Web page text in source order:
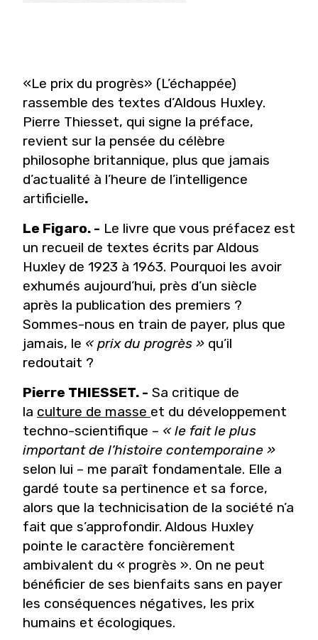
«Le prix du progrès» (L’échappée)
rassemble des textes d’Aldous Huxley.
Pierre Thiesset, qui signe la préface,
revient sur la pensée du célèbre
philosophe britannique, plus que jamais
d’actualité à l’heure de l’intelligence
artificielle.
Le Figaro. - Le livre que vous préfacez est
un recueil de textes écrits par Aldous
Huxley de 1923 à 1963. Pourquoi les avoir
exhumés aujourd’hui, près d’un siècle
après la publication des premiers ?
Sommes-nous en train de payer, plus que
jamais, le « prix du progrès » qu’il
redoutait ?
Pierre THIESSET. - Sa critique de
la culture de masse et du développement
techno-scientifique – « le fait le plus
important de l’histoire contemporaine »
selon lui – me paraît fondamentale. Elle a
gardé toute sa pertinence et sa force,
alors que la technicisation de la société n’a
fait que s’approfondir. Aldous Huxley
pointe le caractère foncièrement
ambivalent du « progrès ». On ne peut
bénéficier de ses bienfaits sans en payer
les conséquences négatives, les prix
humains et écologiques.